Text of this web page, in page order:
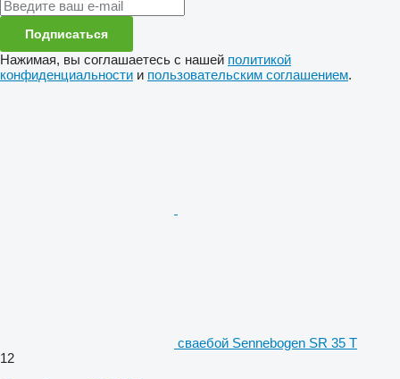
Подписаться
Нажимая, вы соглашаетесь с нашей политикой
конфиденциальности и пользовательским соглашением.
сваебой Sennebogen SR 35 T
12